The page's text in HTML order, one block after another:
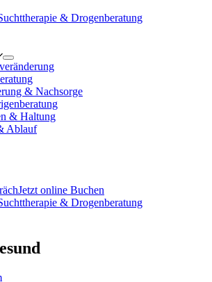
& Nachsorge
& Haltung
Ablauf
Jetzt online Buchen